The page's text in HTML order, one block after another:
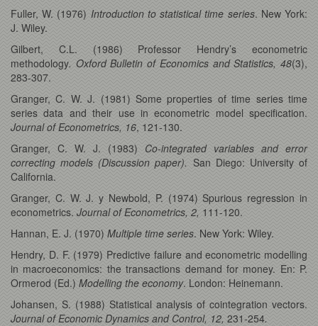
Fuller, W. (1976) Introduction to statistical time series. New York:
J. Wiley.
Gilbert, C.L. (1986) Professor Hendry’s econometric
methodology. Oxford Bulletin of Economics and Statistics, 48(3),
283-307.
Granger, C. W. J. (1981) Some properties of time series time
series data and their use in econometric model specification.
Journal of Econometrics, 16, 121-130.
Granger, C. W. J. (1983) Co-integrated variables and error
correcting models (Discussion paper). San Diego: University of
California.
Granger, C. W. J. y Newbold, P. (1974) Spurious regression in
econometrics. Journal of Econometrics, 2, 111-120.
Hannan, E. J. (1970) Multiple time series. New York: Wiley.
Hendry, D. F. (1979) Predictive failure and econometric modelling
in macroeconomics: the transactions demand for money. En: P.
Ormerod (Ed.) Modelling the economy. London: Heinemann.
Johansen, S. (1988) Statistical analysis of cointegration vectors.
Journal of Economic Dynamics and Control, 12, 231-254.